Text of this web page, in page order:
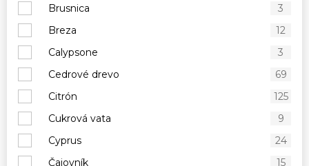
Brusnica
3
Breza
12
Calypsone
3
Cedrové drevo
69
Citrón
125
Cukrová vata
9
Cyprus
24
Čajovník
15